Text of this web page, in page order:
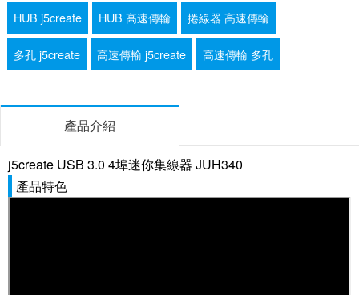
HUB j5create HUB 高速傳輸 捲線器 高速傳輸
多孔 j5create 高速傳輸 j5create 高速傳輸 多孔
產品介紹
j5create USB 3.0 4埠迷你集線器 JUH340
產品特色